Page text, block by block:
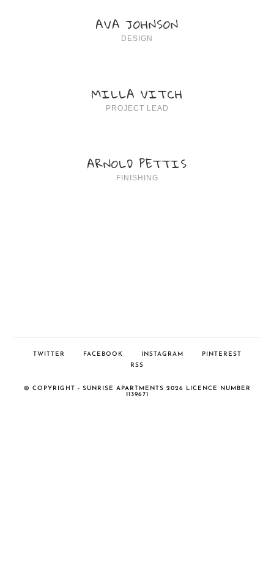
AVA JOHNSON
DESIGN
MILLA VITCH
PROJECT LEAD
ARNOLD PETTIS
FINISHING
TWITTER FACEBOOK INSTAGRAM
PINTEREST
RSS
© COPYRIGHT - SUNRISE APARTMENTS 2026 LICENCE NUMBER
1139671